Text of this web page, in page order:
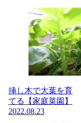
挿し木で大葉を育
てる【家庭菜園】
2022.08.23